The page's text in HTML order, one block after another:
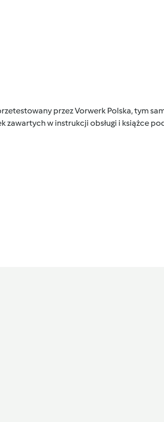
przez Vorwerk Polska, tym
zawartych w instrukcji obsługi i książce